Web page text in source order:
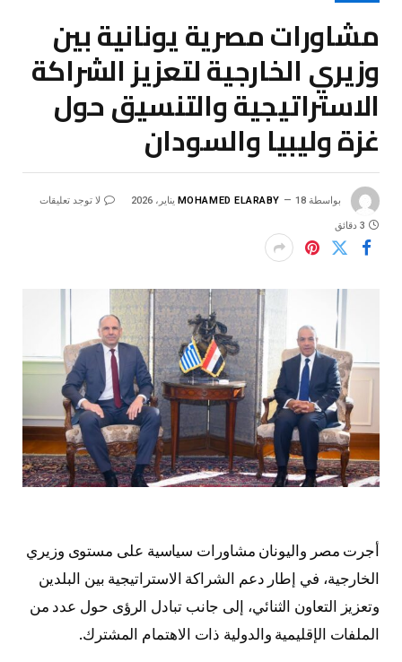
مشاورات مصرية يونانية بين
وزيري الخارجية لتعزيز الشراكة
الاستراتيجية والتنسيق حول
غزة وليبيا والسودان
بواسطة MOHAMED ELARABY 18 يناير، 2026 لا توجد تعليقات
3 دقائق
أجرت مصر واليونان مشاورات سياسية على مستوى وزيري
الخارجية، في إطار دعم الشراكة الاستراتيجية بين البلدين
وتعزيز التعاون الثنائي، إلى جانب تبادل الرؤى حول عدد من
الملفات الإقليمية والدولية ذات الاهتمام المشترك.